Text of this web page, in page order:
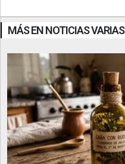
MÁS EN NOTICIAS VARIAS